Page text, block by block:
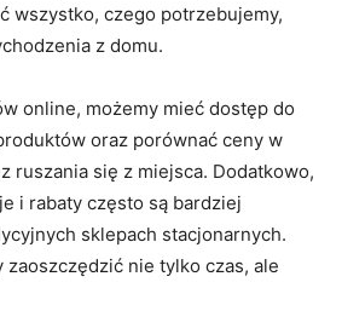
wszystko, czego potrzebujemy,
z domu.
online, możemy mieć⁣ dostęp do
⁣oraz porównać ceny⁢ w
ruszania się z miejsca. Dodatkowo,
i rabaty często są bardziej
⁤sklepach ​stacjonarnych.
zaoszczędzić ⁤nie ​tylko czas, ale